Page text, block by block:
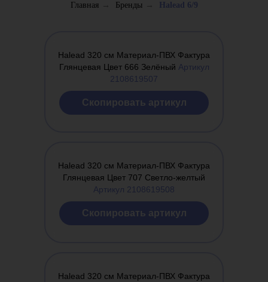
Главная → Бренды → Halead 6/9
Halead 320 см Материал-ПВХ Фактура
Глянцевая Цвет 666 Зелёный Артикул
2108619507
Cкопировать артикул
Halead 320 см Материал-ПВХ Фактура
Глянцевая Цвет 707 Светло-желтый
Артикул 2108619508
Cкопировать артикул
Halead 320 см Материал-ПВХ Фактура